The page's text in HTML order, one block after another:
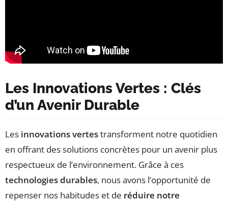
Les Innovations Vertes : Clés
d’un Avenir Durable
Les innovations vertestransforment notre quotidien
en offrant des solutions concrètes pour un avenir plus
respectueux de l’environnement. Grâce à ces
technologies durables, nous avons l’opportunité de
repenser nos habitudes et de réduire notre